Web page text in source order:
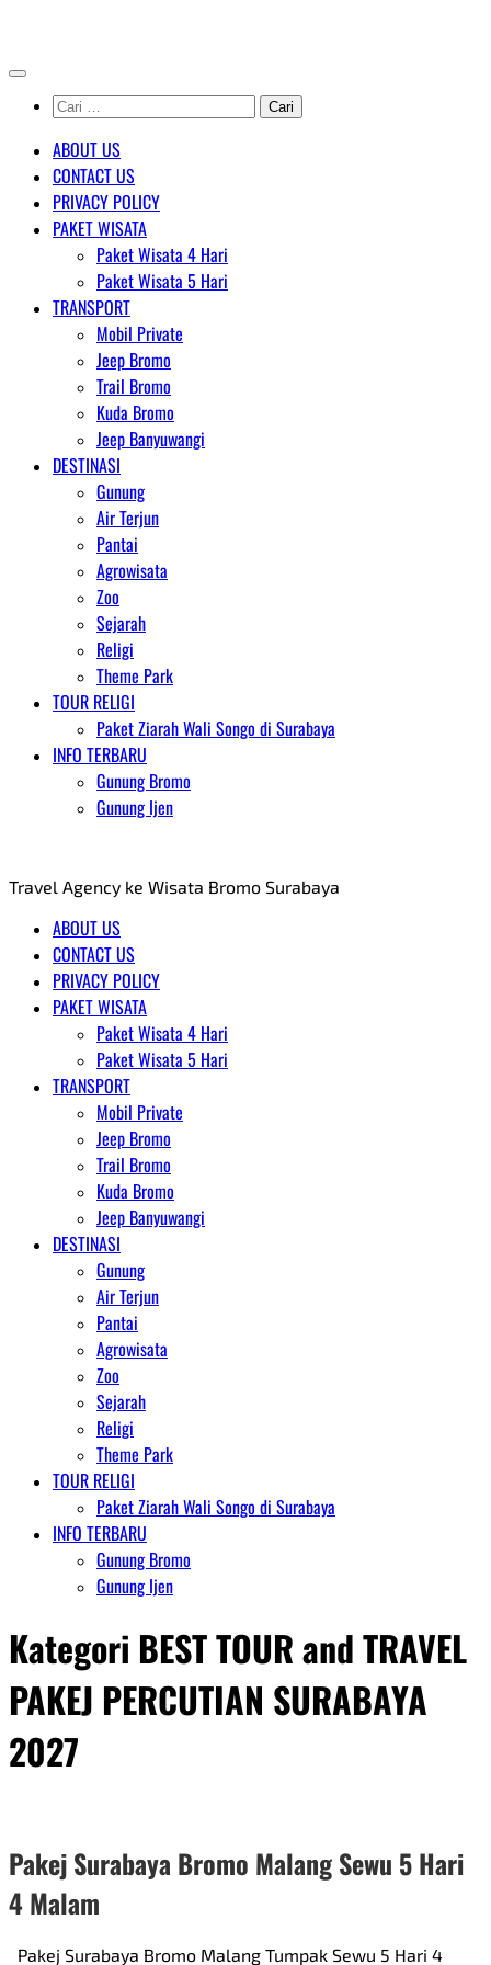
content
Cari
untuk:
ABOUT US
CONTACT US
PRIVACY POLICY
PAKET WISATA
Paket Wisata 4 Hari
Paket Wisata 5 Hari
TRANSPORT
Mobil Private
Jeep Bromo
Trail Bromo
Kuda Bromo
Jeep Banyuwangi
DESTINASI
Gunung
Air Terjun
Pantai
Agrowisata
Zoo
Sejarah
Religi
Theme Park
TOUR RELIGI
Paket Ziarah Wali Songo di Surabaya
INFO TERBARU
Gunung Bromo
Gunung Ijen
Travel Agency ke Wisata Bromo Surabaya
ABOUT US
CONTACT US
PRIVACY POLICY
PAKET WISATA
Paket Wisata 4 Hari
Paket Wisata 5 Hari
TRANSPORT
Mobil Private
Jeep Bromo
Trail Bromo
Kuda Bromo
Jeep Banyuwangi
DESTINASI
Gunung
Air Terjun
Pantai
Agrowisata
Zoo
Sejarah
Religi
Theme Park
TOUR RELIGI
Paket Ziarah Wali Songo di Surabaya
INFO TERBARU
Gunung Bromo
Gunung Ijen
Kategori BEST TOUR and TRAVEL
PAKEJ PERCUTIAN SURABAYA
2027
Pakej Surabaya Bromo Malang Sewu 5 Hari
4 Malam
Pakej Surabaya Bromo Malang Tumpak Sewu 5 Hari 4